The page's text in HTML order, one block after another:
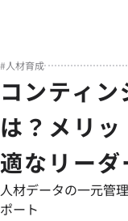
#人材育成
コンティ
は？メリ
適なリー
人材データの一元管
ポート